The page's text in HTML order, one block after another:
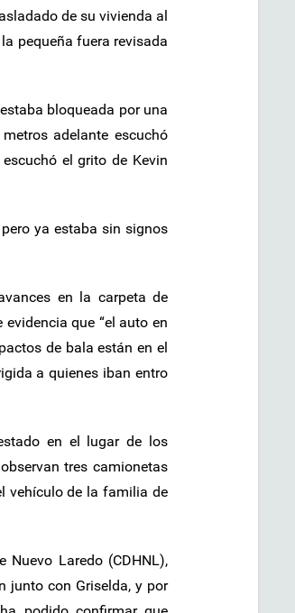
de su vivienda al
pequeña fuera revisada
bloqueada por una
adelante escuchó
el grito de Kevin
ya estaba sin signos
en la carpeta de
que “el auto en
de bala están en el
a quienes iban entro
en el lugar de los
tres camionetas
vehículo de la familia de
Nuevo Laredo (CDHNL),
junto con Griselda, y por